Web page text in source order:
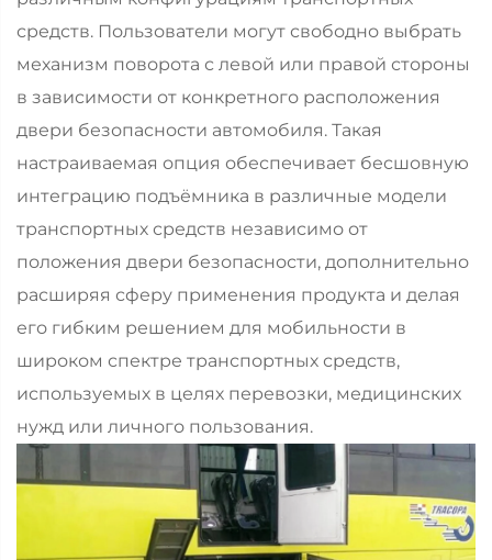
средств. Пользователи могут свободно выбрать
механизм поворота с левой или правой стороны
в зависимости от конкретного расположения
двери безопасности автомобиля. Такая
настраиваемая опция обеспечивает бесшовную
интеграцию подъёмника в различные модели
транспортных средств независимо от
положения двери безопасности, дополнительно
расширяя сферу применения продукта и делая
его гибким решением для мобильности в
широком спектре транспортных средств,
используемых в целях перевозки, медицинских
нужд или личного пользования.